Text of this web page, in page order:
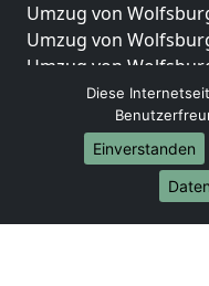
Umzug von
Umzug von
Umzug von
Umzug von
Umzug von
Umzug von
Internationale-
Umzug von
Diese
Einverstanden